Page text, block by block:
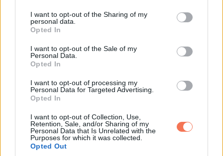
not limited to your visit or usage behaviour. You may click to
grant or deny consent to Google and its third-party tags to
use your data for below specified purposes in below Google
consent section.
I want to opt-out of the Sharing of my
personal data.
Opted In
I want to opt-out of the Sale of my
Personal Data.
Opted In
I want to opt-out of processing my
Personal Data for Targeted Advertising.
Opted In
I want to opt-out of Collection, Use,
Retention, Sale, and/or Sharing of my
Personal Data that Is Unrelated with the
Purposes for which it was collected.
Opted Out
arra figyelmeztet, hogy ne hanyagold el a testi és lelki
egyensúlyt. A túlzott aggodalom és a stressz emésztési
problémákhoz vezethet, ezért fontos, hogy találj időt a
relaxációra. Egy rövid wellness-hétvége vagy
ellenőrzés most különösen fontos lesz.Nostradamus
2025 első felére! Hét év szerencse vár, ha kedvelés és
a „sok szerencsét” beírása után gördítesz lejjebb!